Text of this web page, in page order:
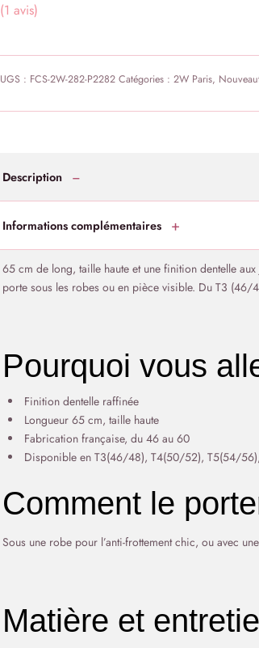
(1 avis)
UGS : FCS-2W-282-P2282 Catégories : 2W Paris,
Description
Informations complémentaires
65 cm de long, taille haute et une finition dentelle
porte sous les robes ou en pièce visible. Du T3 (46/
Pourquoi vous
Finition dentelle raffinée
Longueur 65 cm, taille haute
Fabrication française, du 46 au 60
Disponible en T3(46/48), T4(50/52), T5(54/
Comment le
Sous une robe pour l’anti-frottement chic, ou avec
Matière et